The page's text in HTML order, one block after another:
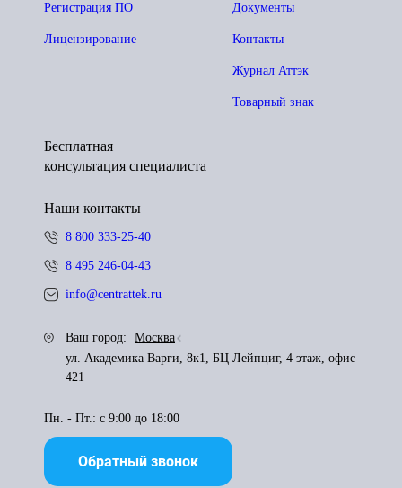
Документы
Контакты
Журнал Аттэк
Товарный знак
Регистрация ПО
Лицензирование
Бесплатная
консультация специалиста
Наши контакты
8 800 333-25-40
8 495 246-04-43
info@centrattek.ru
Ваш город:
Москва
ул. Академика Варги, 8к1, БЦ Лейпциг, 4 этаж, офис
421
Пн. - Пт.: с 9:00 до 18:00
Обратный звонок